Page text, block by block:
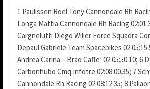
1 Paulissen Roel Tony Cannondale Rh
Longa Mattia Cannondale Rh Racing
Cargnelutti Diego Wilier Force Squadra
Depaul Gabriele Team Spacebikes
Andrea Carina – Brao Caffe’ 02:05:50.10; 6
Carbonhubo Cmq Infotre 02:08:00.35; 7
Cannondale Rh Racing 02:08:12.35; 8